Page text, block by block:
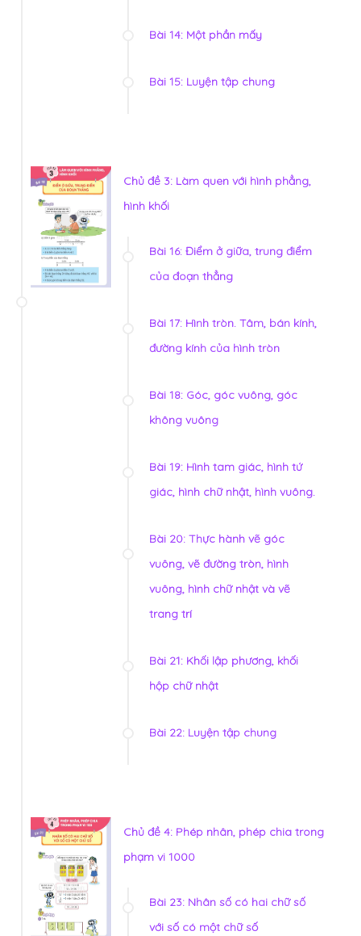
Bài 14: Một phần mấy
Bài 15: Luyện tập chung
Chủ đề 3: Làm quen với hình phẳng,
hình khối
Bài 16: Điểm ở giữa, trung điểm
của đoạn thẳng
Bài 17: Hình tròn. Tâm, bán kính,
đường kính của hình tròn
Bài 18: Góc, góc vuông, góc
không vuông
Bài 19: Hình tam giác, hình tứ
giác, hình chữ nhật, hình vuông.
Bài 20: Thực hành vẽ góc
vuông, vẽ đường tròn, hình
vuông, hình chữ nhật và vẽ
trang trí
Bài 21: Khối lập phương, khối
hộp chữ nhật
Bài 22: Luyện tập chung
Chủ đề 4: Phép nhân, phép chia trong
phạm vi 1000
Bài 23: Nhân số có hai chữ số
với số có một chữ số